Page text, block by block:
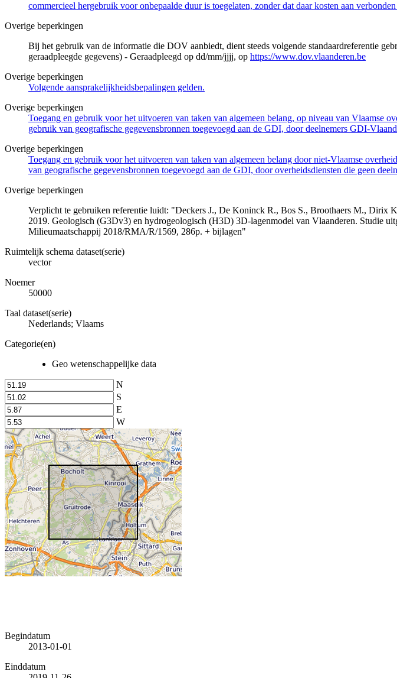
commercieel hergebruik voor onbepaalde duur is toegelaten, zonder dat daar kosten aan
Overige beperkingen
Bij het gebruik van de informatie die DOV aanbiedt, dient steeds volgende standaardreferentie
geraadpleegde gegevens) - Geraadpleegd op dd/mm/jjjj, op https://www.dov.vlaanderen.be
Overige beperkingen
Volgende aansprakelijkheidsbepalingen gelden.
Overige beperkingen
Toegang en gebruik voor het uitvoeren van taken van algemeen belang, op niveau van Vlaamse
gebruik van geografische gegevensbronnen toegevoegd aan de GDI, door deelnemers GDI-
Overige beperkingen
Toegang en gebruik voor het uitvoeren van taken van algemeen belang door niet-Vlaamse
van geografische gegevensbronnen toegevoegd aan de GDI, door overheidsdiensten die geen
Overige beperkingen
Verplicht te gebruiken referentie luidt: "Deckers J., De Koninck R., Bos S., Broothaers M.,
2019. Geologisch (G3Dv3) en hydrogeologisch (H3D) 3D-lagenmodel van Vlaanderen. Studie
Milieumaatschappij 2018/RMA/R/1569, 286p. + bijlagen"
Ruimtelijk schema dataset(serie)
vector
Noemer
50000
Taal dataset(serie)
Nederlands; Vlaams
Categorie(en)
Geo wetenschappelijke data
N
S
E
W
Begindatum
2013-01-01
Einddatum